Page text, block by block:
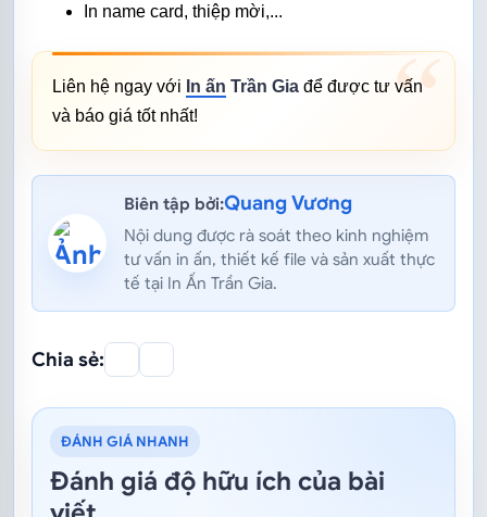
In name card, thiệp mời,...
Liên hệ ngay với In ấn Trần Gia để được tư vấn
và báo giá tốt nhất!
Biên tập bởi:Quang Vương
Nội dung được rà soát theo kinh nghiệm
tư vấn in ấn, thiết kế file và sản xuất thực
tế tại In Ấn Trần Gia.
Chia sẻ:
ĐÁNH GIÁ NHANH
Đánh giá độ hữu ích của bài